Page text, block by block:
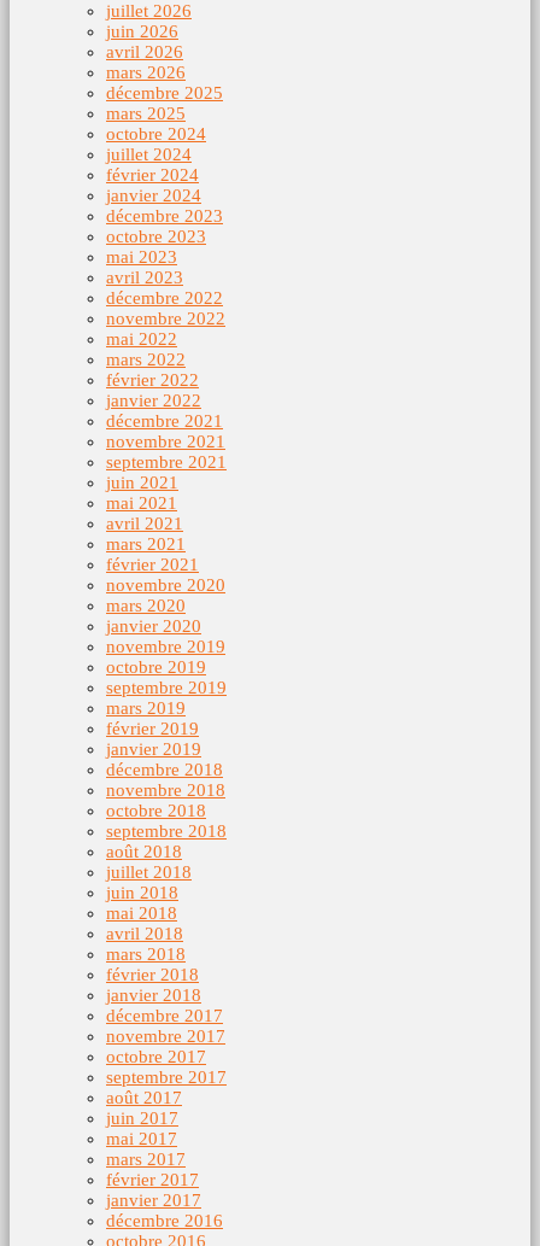
juillet 2026
juin 2026
avril 2026
mars 2026
décembre 2025
mars 2025
octobre 2024
juillet 2024
février 2024
janvier 2024
décembre 2023
octobre 2023
mai 2023
avril 2023
décembre 2022
novembre 2022
mai 2022
mars 2022
février 2022
janvier 2022
décembre 2021
novembre 2021
septembre 2021
juin 2021
mai 2021
avril 2021
mars 2021
février 2021
novembre 2020
mars 2020
janvier 2020
novembre 2019
octobre 2019
septembre 2019
mars 2019
février 2019
janvier 2019
décembre 2018
novembre 2018
octobre 2018
septembre 2018
août 2018
juillet 2018
juin 2018
mai 2018
avril 2018
mars 2018
février 2018
janvier 2018
décembre 2017
novembre 2017
octobre 2017
septembre 2017
août 2017
juin 2017
mai 2017
mars 2017
février 2017
janvier 2017
décembre 2016
octobre 2016